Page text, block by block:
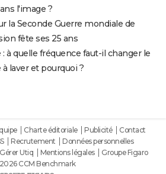
l'image ?
la Seconde Guerre mondiale de
fête ses 25 ans
à quelle fréquence faut-il changer le
laver et pourquoi ?
Charte éditoriale Publicité
Contact
Recrutement
Données personnelles
Gérer Utiq Mentions légales
Groupe Figaro
CCM Benchmark